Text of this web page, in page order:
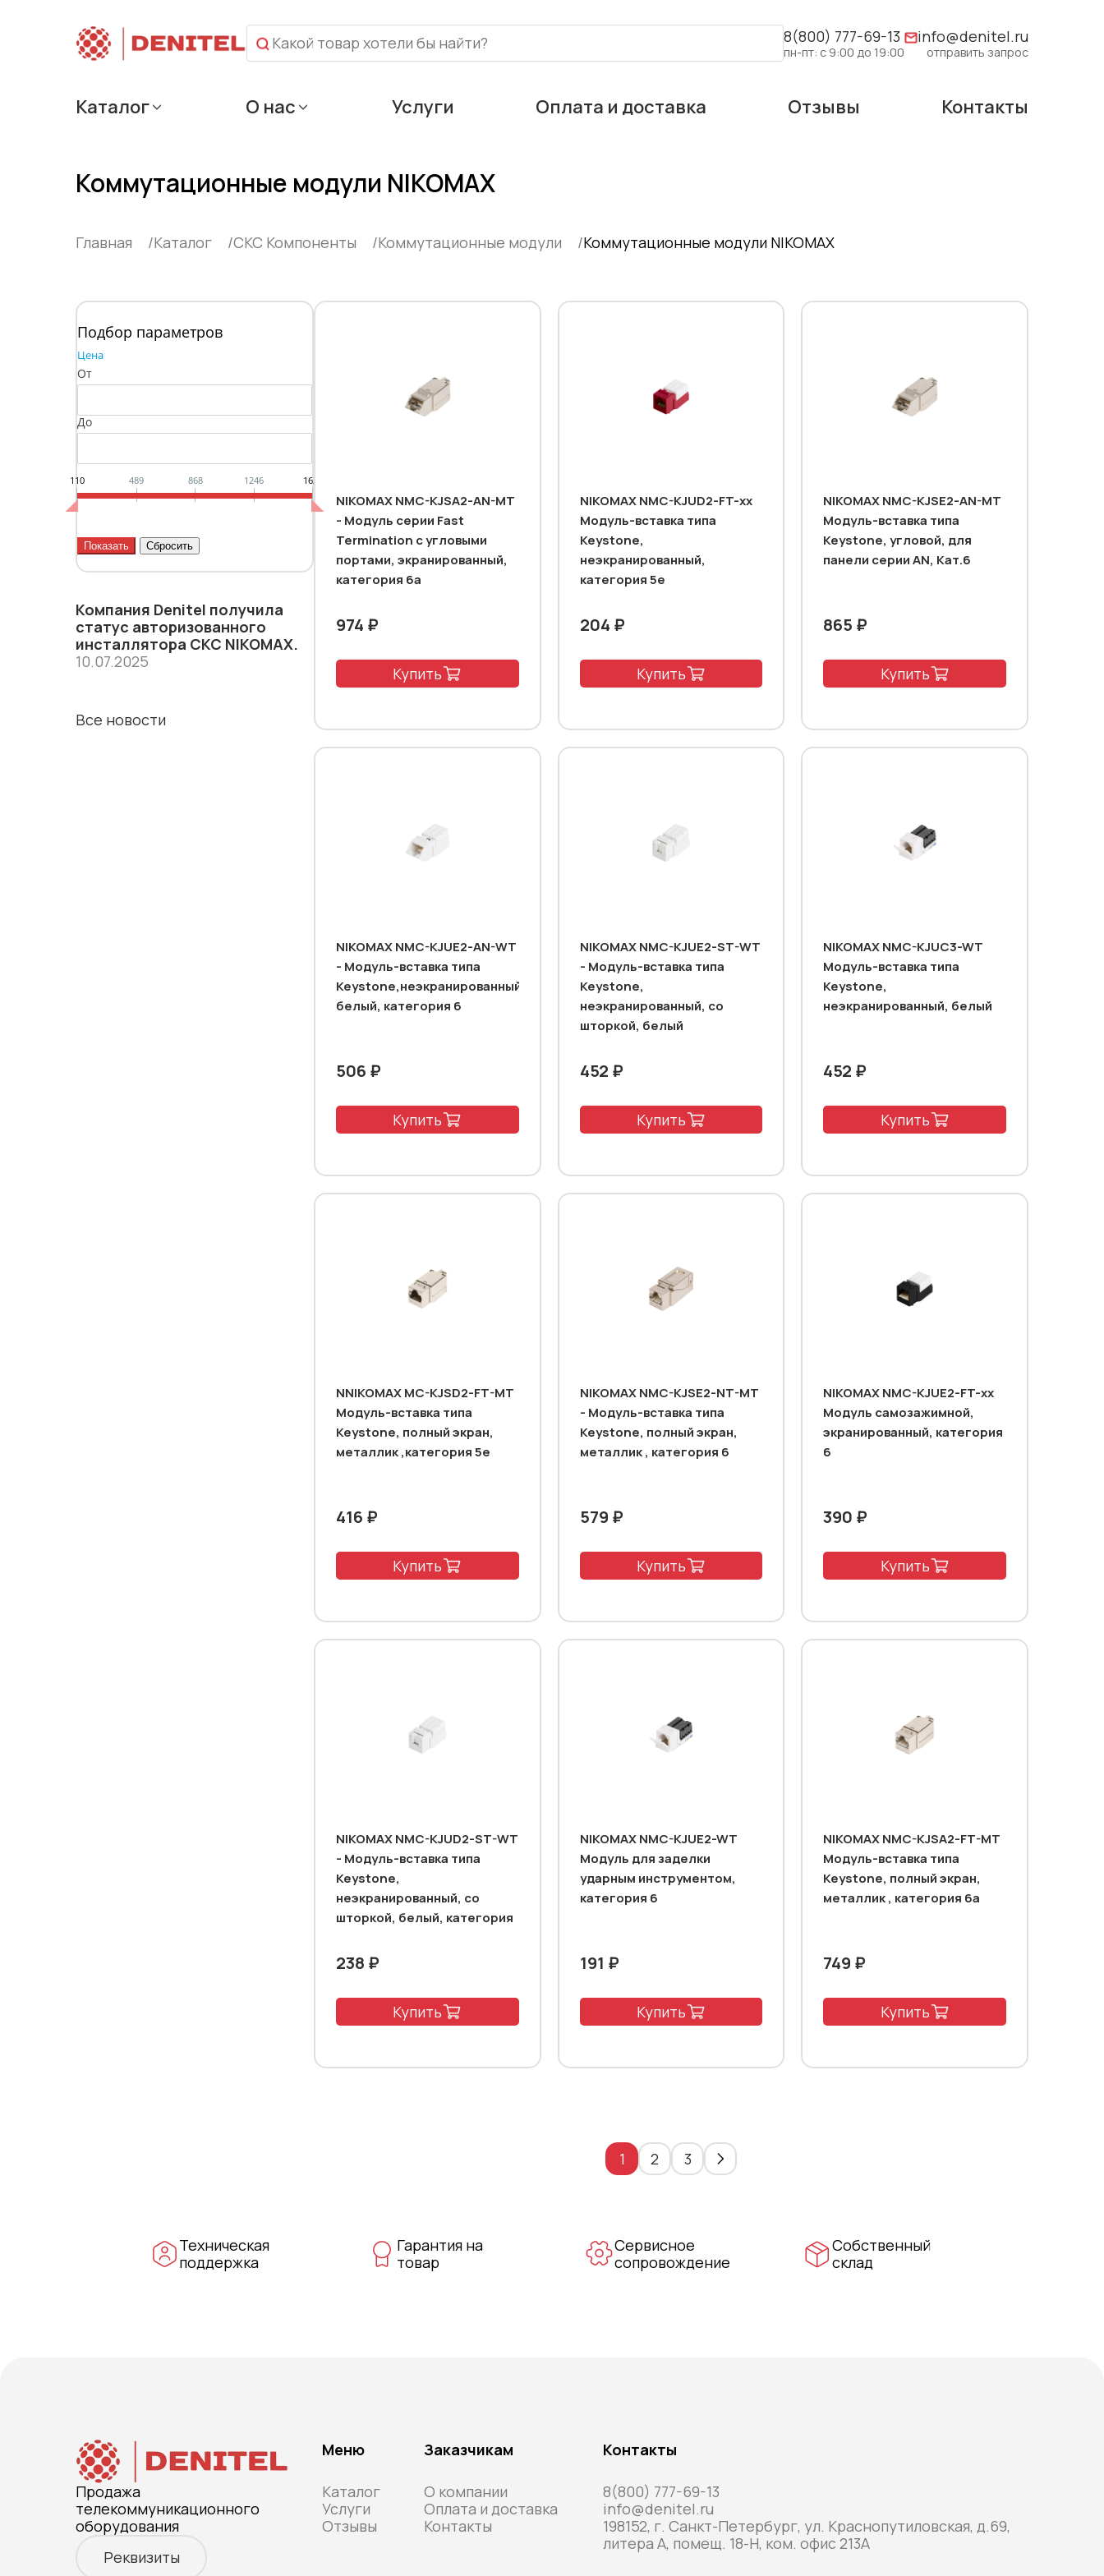
8(800) 777-69-13
пн-пт: с 9:00 до 19:00
info@denitel.ru
отправить запрос
Каталог О нас Услуги Оплата и доставка Отзывы Контакты
Коммутационные модули NIKOMAX
Главная Каталог СКС Компоненты Коммутационные модули Коммутационные модули NIKOMAX
Подбор параметров
Цена
От
До
110 489 868 1246 1625
Компания Denitel получила
статус aвторизованного
инсталлятора СКС NIKOMAX.
10.07.2025
Все новости
NIKOMAX NMC-KJSA2-AN-MT
- Модуль серии Fast
Termination с угловыми
портами, экранированный,
категория 6a
974 ₽
Купить
NIKOMAX NMC-KJUD2-FT-xx
Модуль-вставка типа
Keystone,
неэкранированный,
категория 5e
204 ₽
Купить
NIKOMAX NMC-KJSE2-AN-MT
Модуль-вставка типа
Keystone, угловой, для
панели серии AN, Кат.6
865 ₽
Купить
NIKOMAX NMC-KJUE2-AN-WT
- Модуль-вставка типа
Keystone,неэкранированный,
белый, категория 6
506 ₽
Купить
NIKOMAX NMC-KJUE2-ST-WT
- Модуль-вставка типа
Keystone,
неэкранированный, со
шторкой, белый
452 ₽
Купить
NIKOMAX NMC-KJUC3-WT
Модуль-вставка типа
Keystone,
неэкранированный, белый
452 ₽
Купить
NNIKOMAX MC-KJSD2-FT-MT
Модуль-вставка типа
Keystone, полный экран,
металлик ,категория 5e
416 ₽
Купить
NIKOMAX NMC-KJSE2-NT-MT
- Модуль-вставка типа
Keystone, полный экран,
металлик , категория 6
579 ₽
Купить
NIKOMAX NMC-KJUE2-FT-xx
Модуль самозажимной,
экранированный, категория
6
390 ₽
Купить
NIKOMAX NMC-KJUD2-ST-WT
- Модуль-вставка типа
Keystone,
неэкранированный, со
шторкой, белый, категория
238 ₽
Купить
NIKOMAX NMC-KJUE2-WT
Модуль для заделки
ударным инструментом,
категория 6
191 ₽
Купить
NIKOMAX NMC-KJSA2-FT-MT
Модуль-вставка типа
Keystone, полный экран,
металлик , категория 6a
749 ₽
Купить
1 2 3
Техническая
поддержка
Гарантия на
товар
Сервисное
сопровождение
Собственный
склад
Продажа
телекоммуникационного
оборудования
Реквизиты
Меню
Каталог
Услуги
Отзывы
Заказчикам
О компании
Оплата и доставка
Контакты
Контакты
8(800) 777-69-13
info@denitel.ru
198152, г. Санкт-Петербург, ул. Краснопутиловская, д.69,
литера А, помещ. 18-Н, ком. офис 213А